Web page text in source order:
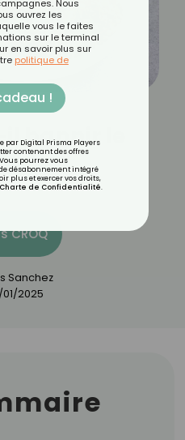
bannir le
CROQ
Sanchez
01/2025
Nous
ouvrez les
vous le faites
sur le terminal
en savoir plus sur
politique de
!
par Digital Prisma Players
contenant des offres
pourrez vous
désabonnement intégré
plus et exercer vos droits,
Charte de Confidentialité.